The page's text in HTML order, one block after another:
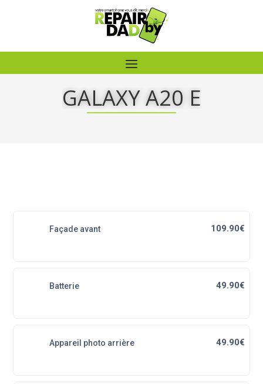
GALAXY A20 E
Façade avant 109.90€
Batterie 49.90€
Appareil photo arrière 49.90€